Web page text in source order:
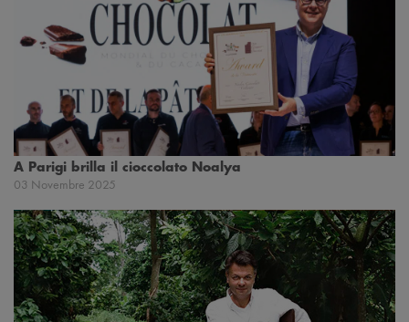
A Parigi brilla il cioccolato Noalya
03 Novembre 2025